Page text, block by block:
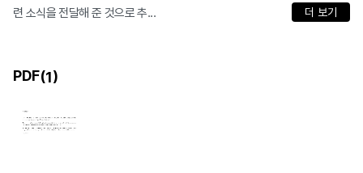
련 소식을 전달해 준 것으로 추...
더 보기
PDF(1)